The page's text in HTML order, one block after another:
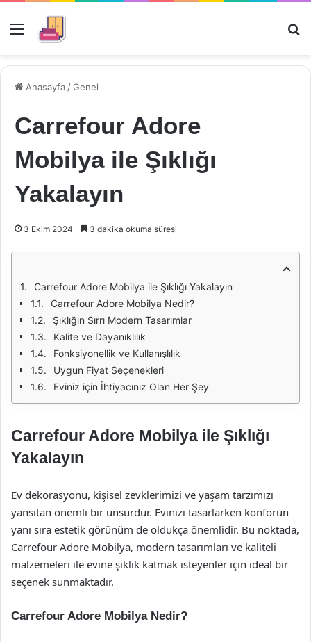
Menü
Anasayfa /Genel
Carrefour Adore
Mobilya ile Şıklığı
Yakalayın
3 Ekim 2024 3 dakika okuma süresi
Carrefour Adore Mobilya ile Şıklığı Yakalayın
Carrefour Adore Mobilya Nedir?
Şıklığın Sırrı Modern Tasarımlar
Kalite ve Dayanıklılık
Fonksiyonellik ve Kullanışlılık
Uygun Fiyat Seçenekleri
Eviniz için İhtiyacınız Olan Her Şey
Carrefour Adore Mobilya ile Şıklığı
Yakalayın
Ev dekorasyonu, kişisel zevklerimizi ve yaşam tarzımızı
yansıtan önemli bir unsurdur. Evinizi tasarlarken konforun
yanı sıra estetik görünüm de oldukça önemlidir. Bu noktada,
Carrefour Adore Mobilya, modern tasarımları ve kaliteli
malzemeleri ile evine şıklık katmak isteyenler için ideal bir
seçenek sunmaktadır.
Carrefour Adore Mobilya Nedir?